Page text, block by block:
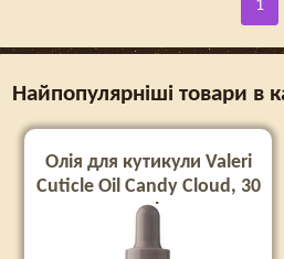
1
Найпопулярніші товари в
Олія для кутикули Valeri
Cuticle Oil Candy Cloud, 30
ml